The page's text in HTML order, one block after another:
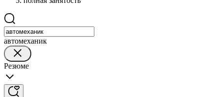
автомеханик
Резюме